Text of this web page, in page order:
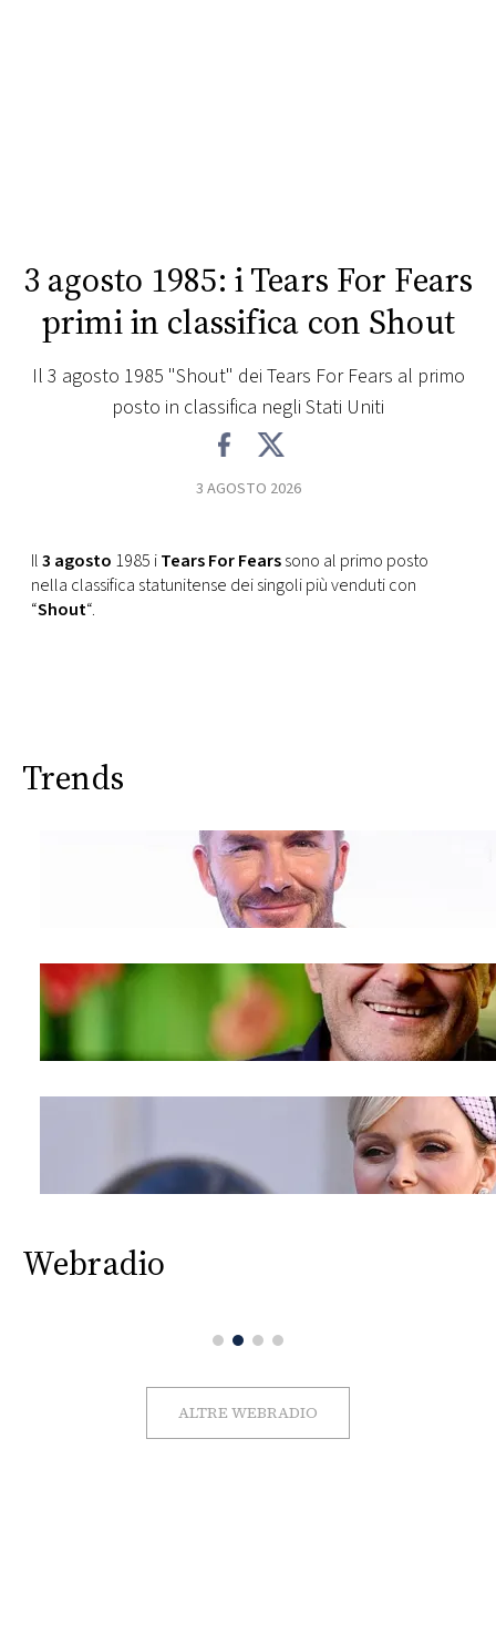
PRINCIPATO
MONACO
3 agosto 1985: i Tears For Fears
primi in classifica con Shout
Il 3 agosto 1985 "Shout" dei Tears For Fears al primo
posto in classifica negli Stati Uniti
3 AGOSTO 2026
Il3 agosto 1985 iTears For Fearssono al primo posto
nella classifica statunitense dei singoli più venduti con
“Shout“.
Trends
Webradio
ALTRE WEBRADIO